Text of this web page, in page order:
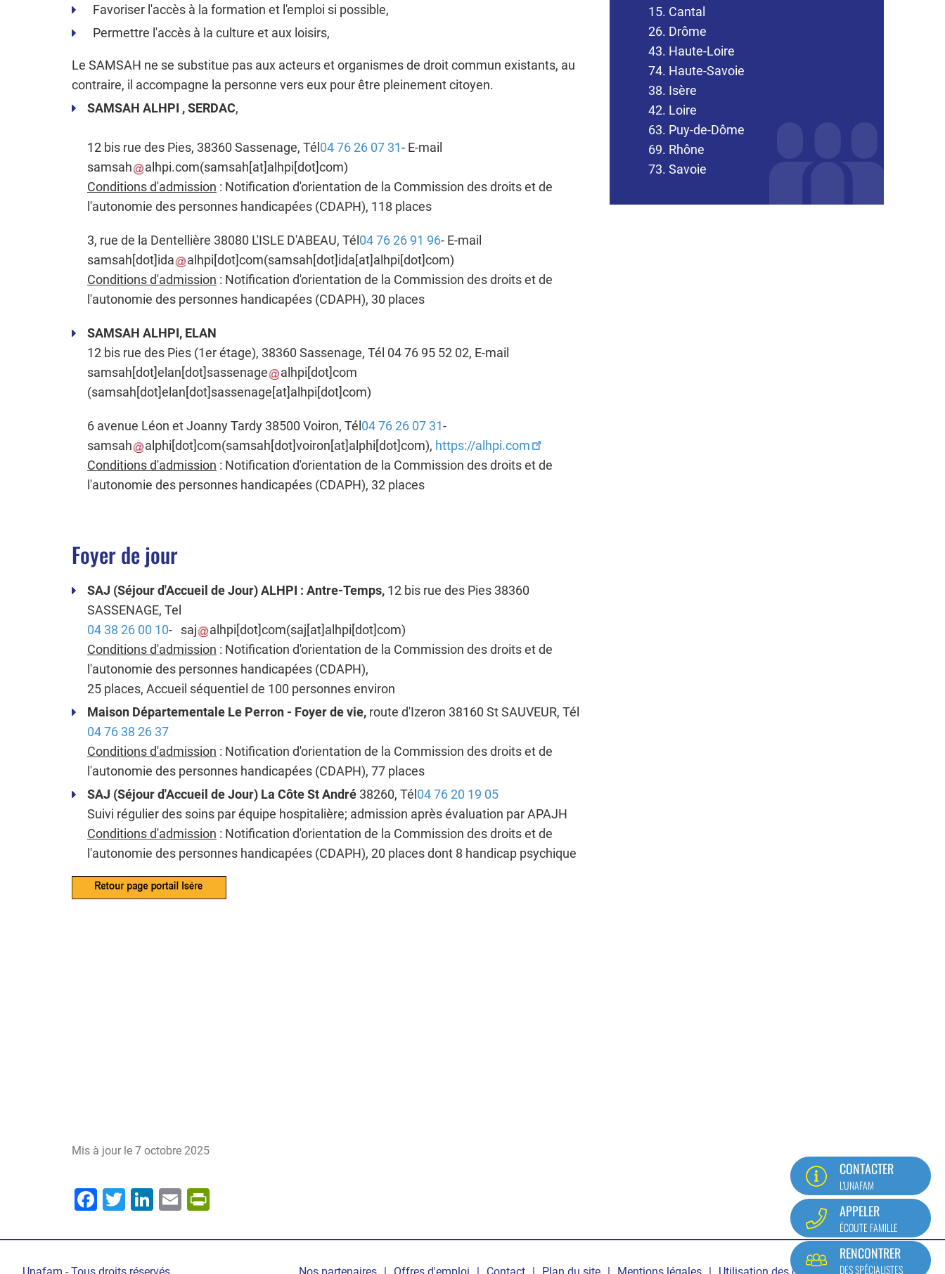
Favoriser l'accès à la formation et l'emploi si possible,
Permettre l'accès à la culture et aux loisirs,
Le SAMSAH ne se substitue pas aux acteurs et organismes de droit commun existants, au
contraire, il accompagne la personne vers eux pour être pleinement citoyen.
SAMSAH ALHPI , SERDAC,
12 bis rue des Pies, 38360 Sassenage, Tél 04 76 26 07 31- E-mail
samsah
alhpi.com(samsah[at]alhpi[dot]com)
Conditions d'admission : Notification d'orientation de la Commission des droits et de
l'autonomie des personnes handicapées (CDAPH), 118 places
3, rue de la Dentellière 38080 L'ISLE D'ABEAU, Tél 04 76 26 91 96- E-mail
samsah[dot]ida alhpi[dot]com(samsah[dot]ida[at]alhpi[dot]com)
Conditions d'admission : Notification d'orientation de la Commission des droits et de
l'autonomie des personnes handicapées (CDAPH), 30 places
SAMSAH ALHPI, ELAN
12 bis rue des Pies (1er étage), 38360 Sassenage, Tél 04 76 95 52 02, E-mail
samsah[dot]elan[dot]sassenage alhpi[dot]com
(samsah[dot]elan[dot]sassenage[at]alhpi[dot]com)
6 avenue Léon et Joanny Tardy 38500 Voiron, Tél 04 76 26 07 31-
samsah
alphi[dot]com(samsah[dot]voiron[at]alphi[dot]com), https://alhpi.com
Conditions d'admission : Notification d'orientation de la Commission des droits et de
l'autonomie des personnes handicapées (CDAPH), 32 places
Foyer de jour
SAJ (Séjour d'Accueil de Jour) ALHPI : Antre-Temps, 12 bis rue des Pies 38360
SASSENAGE, Tel
04 38 26 00 10- saj alhpi[dot]com(saj[at]alhpi[dot]com)
Conditions d'admission : Notification d'orientation de la Commission des droits et de
l'autonomie des personnes handicapées (CDAPH),
25 places, Accueil séquentiel de 100 personnes environ
Maison Départementale Le Perron - Foyer de vie, route d'Izeron 38160 St SAUVEUR, Tél
04 76 38 26 37
Conditions d'admission : Notification d'orientation de la Commission des droits et de
l'autonomie des personnes handicapées (CDAPH), 77 places
SAJ (Séjour d'Accueil de Jour) La Côte St André 38260, Tél 04 76 20 19 05
Suivi régulier des soins par équipe hospitalière; admission après évaluation par APAJH
Conditions d'admission : Notification d'orientation de la Commission des droits et de
l'autonomie des personnes handicapées (CDAPH), 20 places dont 8 handicap psychique
Mis à jour le 7 octobre 2025
Facebook
Twitter
LinkedIn
Email
15. Cantal
26. Drôme
43. Haute-Loire
74. Haute-Savoie
38. Isère
42. Loire
63. Puy-de-Dôme
69. Rhône
73. Savoie
CONTACTER
L'UNAFAM
APPELER
ÉCOUTE FAMILLE
RENCONTRER
DES SPÉCIALISTES
Nos partenaires Offres d'emploi Contact Plan du site Mentions légales Utilisation des cookies Mon compte